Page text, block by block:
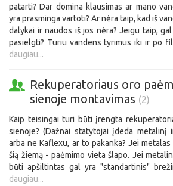
patarti? Dar domina klausimas ar mano
yra prasminga vartoti? Ar nėra taip, kad iš
dalykai ir naudos iš jos nėra? Jeigu taip,
pasielgti? Turiu vandens tyrimus iki ir po
daugiau...
Rekuperatoriaus oro
sienoje montavimas (2)
Kaip teisingai turi būti įrengta
sienoje? (Dažnai statytojai įdeda metalinį
arba ne Kaflexu, ar to pakanka? Jei
šią žiemą - paėmimo vieta šlapo. Jei
būti apšiltintas gal yra "standartinis"
daugiau...